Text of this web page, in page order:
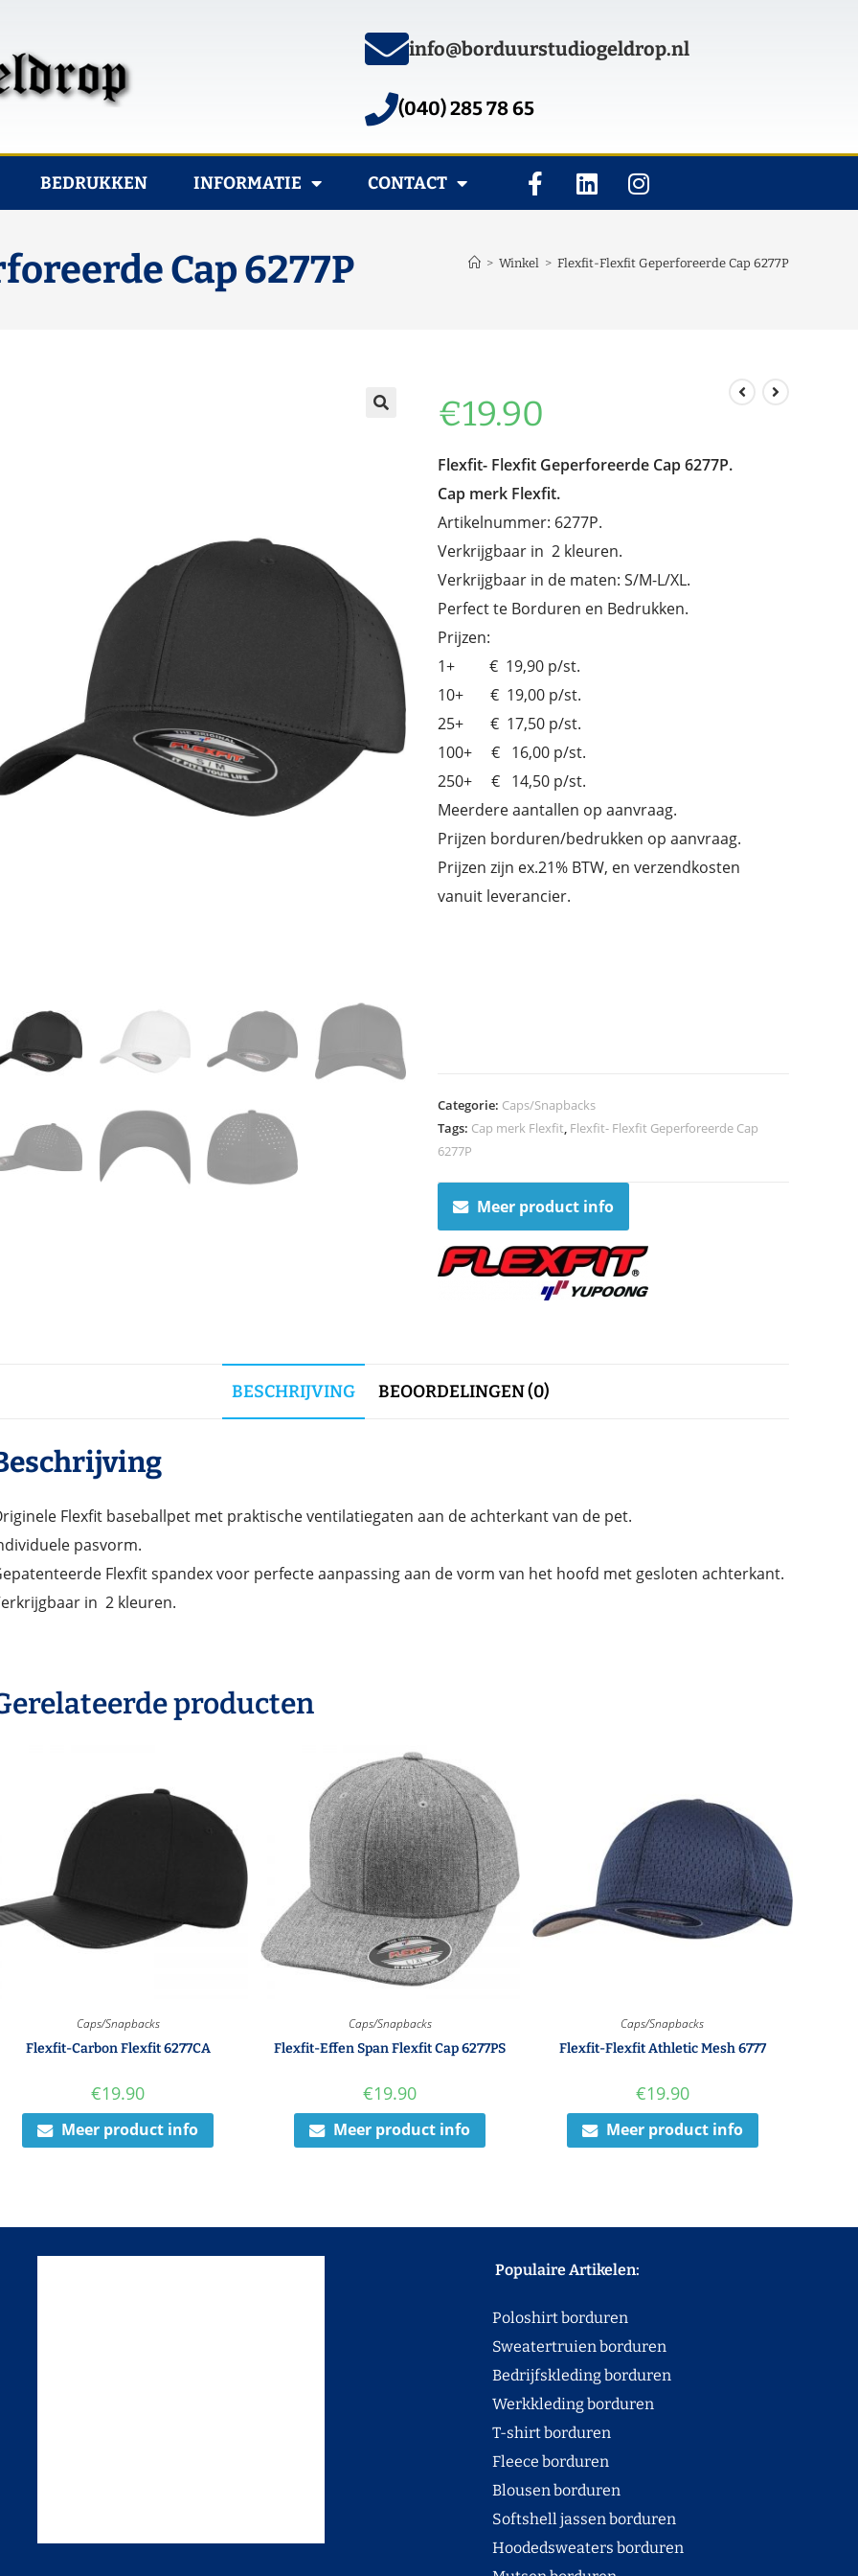
info@borduurstudiogeldrop.nl
(040) 285 78 65
BEDRUKKEN INFORMATIE CONTACT
Cap 6277P > Winkel > Flexfit-Flexfit Geperforeerde Cap 6277P
€19.90
Flexfit- Flexfit Geperforeerde Cap 6277P.
Cap merk Flexfit.
Artikelnummer: 6277P.
Verkrijgbaar in 2 kleuren.
Verkrijgbaar in de maten: S/M-L/XL.
Perfect te Borduren en Bedrukken.
Prijzen:
1+ € 19,90 p/st.
10+ € 19,00 p/st.
25+ € 17,50 p/st.
100+ € 16,00 p/st.
250+ € 14,50 p/st.
Meerdere aantallen op aanvraag.
Prijzen borduren/bedrukken op aanvraag.
Prijzen zijn ex.21% BTW, en verzendkosten
vanuit leverancier.
Categorie: Caps/Snapbacks
Tags: Cap merk Flexfit, Flexfit- Flexfit Geperforeerde Cap
6277P
Meer product info
BESCHRIJVING BEOORDELINGEN (0)
Flexfit baseballpet met praktische ventilatiegaten aan de achterkant van de pet.
pasvorm.
Flexfit spandex voor perfecte aanpassing aan de vorm van het hoofd met gesloten achterkant.
in 2 kleuren.
producten
Caps/Snapbacks
Flexfit-Carbon Flexfit 6277CA
€19.90
Meer product info
Caps/Snapbacks
Flexfit-Effen Span Flexfit Cap 6277PS
€19.90
Meer product info
Caps/Snapbacks
Flexfit-Flexfit Athletic Mesh 6777
€19.90
Meer product info
Populaire Artikelen:
Poloshirt borduren
Sweatertruien borduren
Bedrijfskleding borduren
Werkkleding borduren
T-shirt borduren
Fleece borduren
Blousen borduren
Softshell jassen borduren
Hoodedsweaters borduren